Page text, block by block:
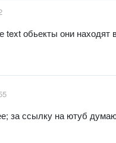
text обьекты они находят
за ссылку на ютуб